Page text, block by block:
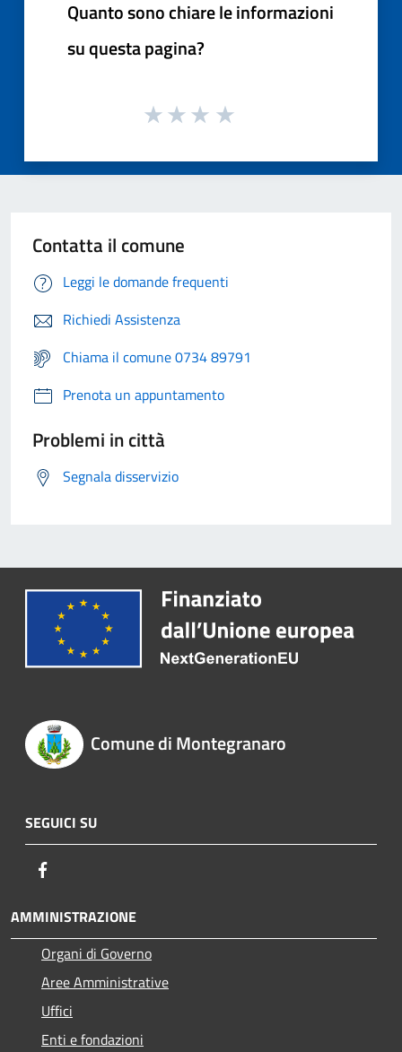
Quanto sono chiare le informazioni
su questa pagina?
Contatta il comune
Leggi le domande frequenti
Richiedi Assistenza
Chiama il comune 0734 89791
Prenota un appuntamento
Problemi in città
Segnala disservizio
Comune di Montegranaro
SEGUICI SU
AMMINISTRAZIONE
Organi di Governo
Aree Amministrative
Uffici
Enti e fondazioni